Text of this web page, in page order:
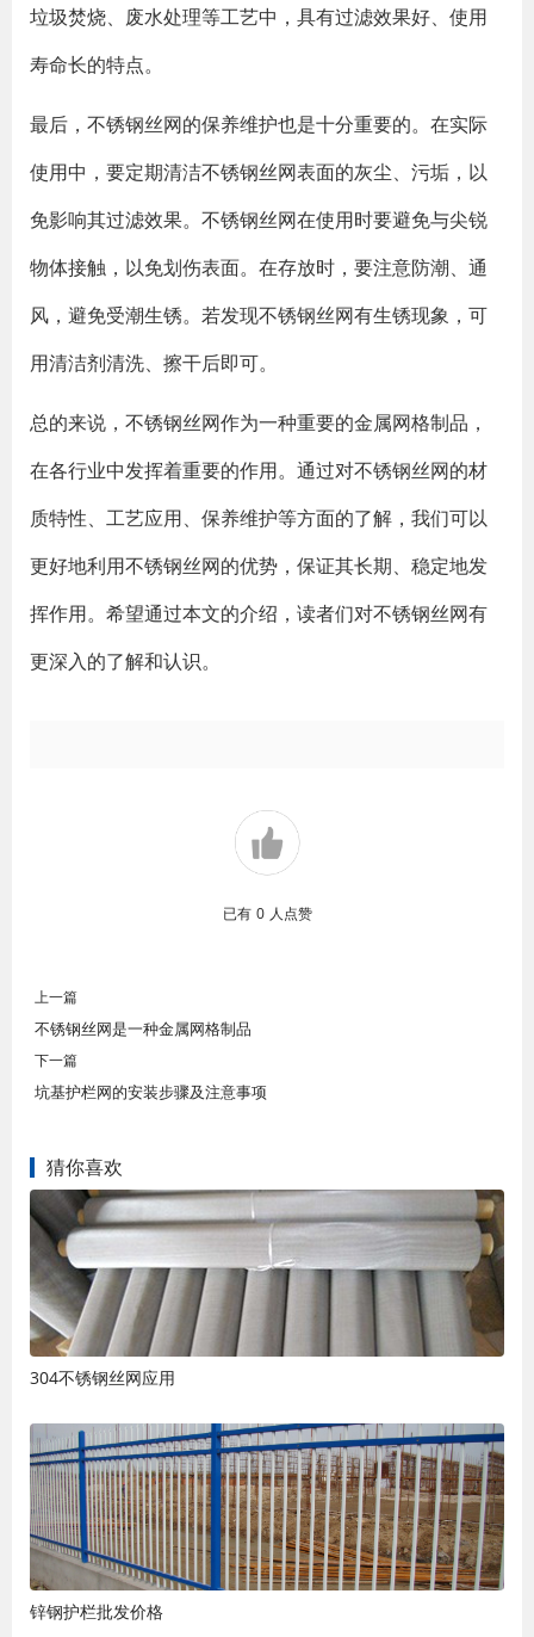
垃圾焚烧、废水处理等工艺中，具有过滤效果好、使用
寿命长的特点。
最后，不锈钢丝网的保养维护也是十分重要的。在实际
使用中，要定期清洁不锈钢丝网表面的灰尘、污垢，以
免影响其过滤效果。不锈钢丝网在使用时要避免与尖锐
物体接触，以免划伤表面。在存放时，要注意防潮、通
风，避免受潮生锈。若发现不锈钢丝网有生锈现象，可
用清洁剂清洗、擦干后即可。
总的来说，不锈钢丝网作为一种重要的金属网格制品，
在各行业中发挥着重要的作用。通过对不锈钢丝网的材
质特性、工艺应用、保养维护等方面的了解，我们可以
更好地利用不锈钢丝网的优势，保证其长期、稳定地发
挥作用。希望通过本文的介绍，读者们对不锈钢丝网有
更深入的了解和认识。
已有 0 人点赞
上一篇
不锈钢丝网是一种金属网格制品
下一篇
坑基护栏网的安装步骤及注意事项
猜你喜欢
304不锈钢丝网应用
锌钢护栏批发价格